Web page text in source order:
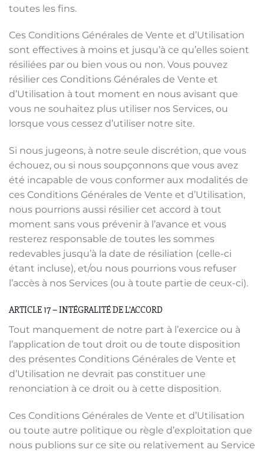
toutes les fins.
Ces Conditions Générales de Vente et d’Utilisation
sont effectives à moins et jusqu’à ce qu’elles soient
résiliées par ou bien vous ou non. Vous pouvez
résilier ces Conditions Générales de Vente et
d’Utilisation à tout moment en nous avisant que
vous ne souhaitez plus utiliser nos Services, ou
lorsque vous cessez d’utiliser notre site.
Si nous jugeons, à notre seule discrétion, que vous
échouez, ou si nous soupçonnons que vous avez
été incapable de vous conformer aux modalités de
ces Conditions Générales de Vente et d’Utilisation,
nous pourrions aussi résilier cet accord à tout
moment sans vous prévenir à l’avance et vous
resterez responsable de toutes les sommes
redevables jusqu’à la date de résiliation (celle-ci
étant incluse), et/ou nous pourrions vous refuser
l’accès à nos Services (ou à toute partie de ceux-ci).
ARTICLE 17 – INTÉGRALITÉ DE L’ACCORD
Tout manquement de notre part à l’exercice ou à
l’application de tout droit ou de toute disposition
des présentes Conditions Générales de Vente et
d’Utilisation ne devrait pas constituer une
renonciation à ce droit ou à cette disposition.
Ces Conditions Générales de Vente et d’Utilisation
ou toute autre politique ou règle d’exploitation que
nous publions sur ce site ou relativement au Service